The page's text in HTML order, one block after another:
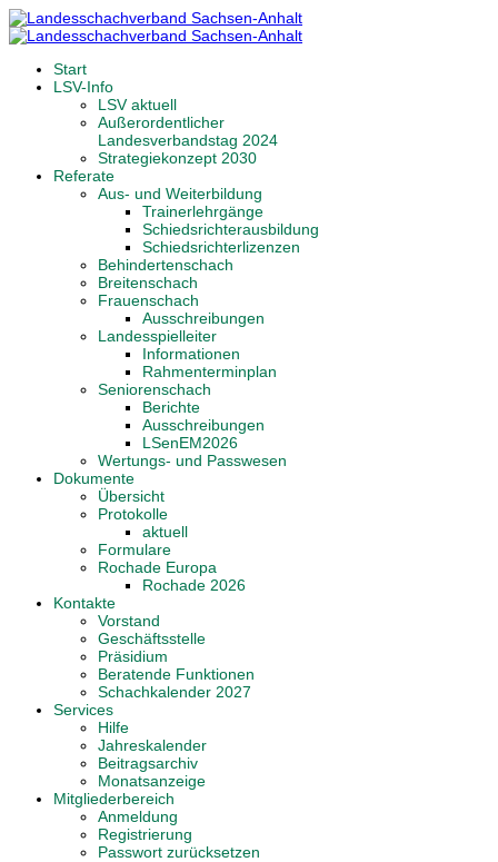
Start
LSV-Info
LSV aktuell
Außerordentlicher
Landesverbandstag 2024
Strategiekonzept 2030
Referate
Aus- und Weiterbildung
Trainerlehrgänge
Schiedsrichterausbildung
Schiedsrichterlizenzen
Behindertenschach
Breitenschach
Frauenschach
Ausschreibungen
Landesspielleiter
Informationen
Rahmenterminplan
Seniorenschach
Berichte
Ausschreibungen
LSenEM2026
Wertungs- und Passwesen
Dokumente
Übersicht
Protokolle
aktuell
Formulare
Rochade Europa
Rochade 2026
Kontakte
Vorstand
Geschäftsstelle
Präsidium
Beratende Funktionen
Schachkalender 2027
Services
Hilfe
Jahreskalender
Beitragsarchiv
Monatsanzeige
Mitgliederbereich
Anmeldung
Registrierung
Passwort zurücksetzen